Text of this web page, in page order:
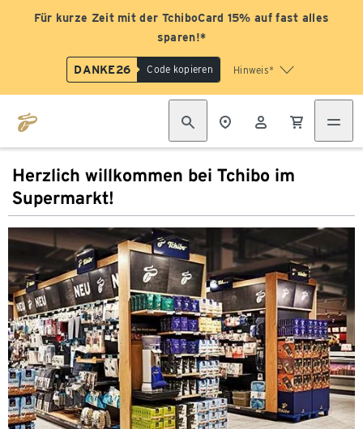
Für kurze Zeit mit der TchiboCard 15% auf fast alles
sparen!*
DANKE26 Code kopieren Hinweis*
Herzlich willkommen bei Tchibo im
Supermarkt!